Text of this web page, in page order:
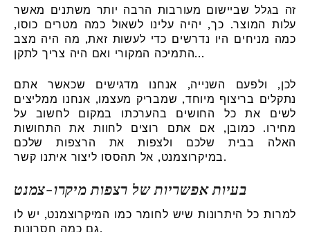
זה בגלל שביישום מעורבות הרבה יותר משתנים מאשר
עלות המוצר. כך, יהיה עלינו לשאול כמה מטרים כוסו,
כמה מניחים היו נדרשים כדי לעשות זאת, מה היה מצב
התמיכה המקורי ואם היה צריך לתקן...
לכן, ולפעם השנייה, אנחנו מדגישים שכאשר אתם
נתקלים בריצוף מיוחד, שמבריק מעצמו, אנחנו ממליצים
לשים את כל החושים בהערכתו במקום לחשוב על
מחירו. כמובן, אם אתם רוצים לחוות את התחושות
האלה בבית שלכם ולצפות את הרצפות שלכם
במיקרוצמנט, אל תהססו ליצור איתנו קשר.
בעיות אפשריות של רצפות מיקרו-צמנט
למרות כל היתרונות שיש לחומר כמו המיקרוצמנט, יש לו
גם כמה חסרונות.